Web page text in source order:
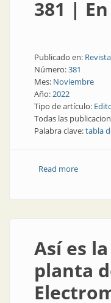
381 |
Publicado en:
Número:381
Mes: Noviembre
Año:2022
Tipo de artículo:
Todas las
Palabra clave:tabla
Read moreabout
Así es
planta